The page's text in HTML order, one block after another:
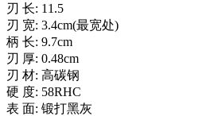
刃 长: 11.5
刃 宽: 3.4cm(最宽处)
柄 长: 9.7cm
刃 厚: 0.48cm
刃 材: 高碳钢
硬 度: 58RHC
表 面: 锻打黑灰